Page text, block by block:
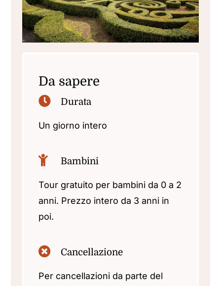
Da sapere
Durata
Un giorno intero
Bambini
Tour gratuito per bambini da 0 a 2
anni. Prezzo intero da 3 anni in
poi.
Cancellazione
Per cancellazioni da parte del